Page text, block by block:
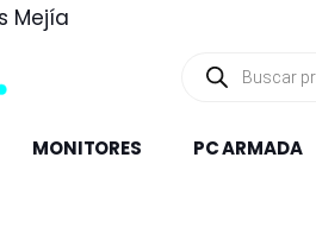
Mejía
productos
MONITORES PC ARMADA